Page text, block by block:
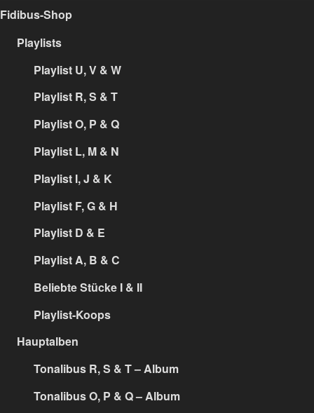
Fidibus-Shop
Playlists
Playlist U, V & W
Playlist R, S & T
Playlist O, P & Q
Playlist L, M & N
Playlist I, J & K
Playlist F, G & H
Playlist D & E
Playlist A, B & C
Beliebte Stücke I & II
Playlist-Koops
Hauptalben
Tonalibus R, S & T – Album
Tonalibus O, P & Q – Album